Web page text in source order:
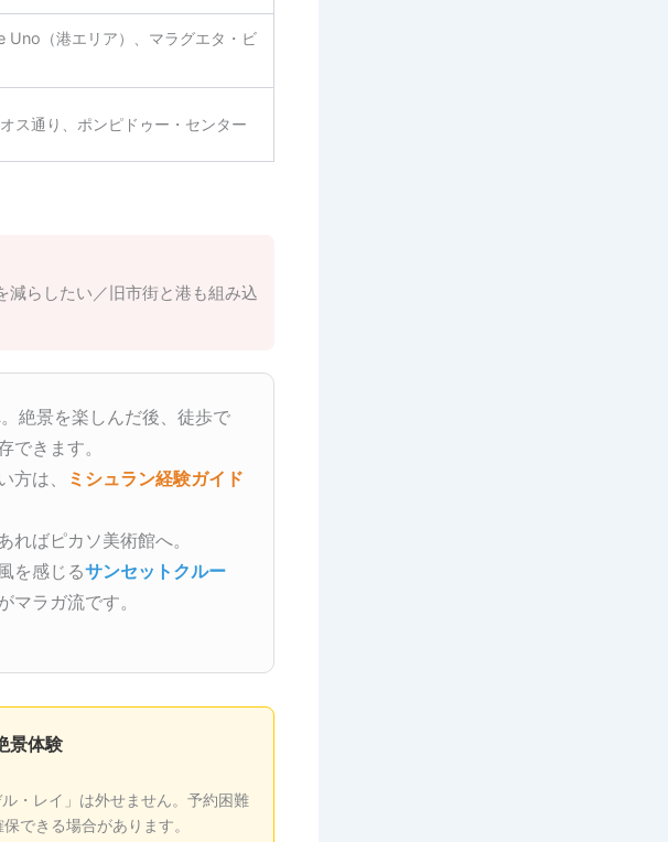
Uno（港エリア）、マラグエタ・ビ
ス通り、ポンピドゥー・センター
らしたい／旧市街と港も組み込
絶景を楽しんだ後、徒歩で
きます。
方は、
ミシュラン経験ガイド
ばピカソ美術館へ。
を感じるサンセットクルー
マラガ流です。
景体験
・レイ」は外せません。予約困難
できる場合があります。